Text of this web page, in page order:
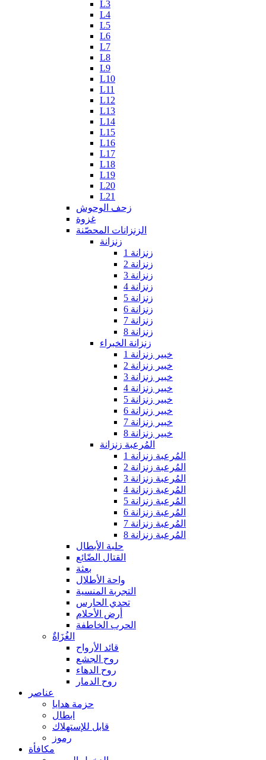
L3
L4
L5
L6
L7
L8
L9
L10
L11
L12
L13
L14
L15
L16
L17
L18
L19
L20
L21
زحف الوحوش
غزوة
الزنزانات المحصّنة
زنزانة
زنزانة 1
زنزانة 2
زنزانة 3
زنزانة 4
زنزانة 5
زنزانة 6
زنزانة 7
زنزانة 8
زنزانة الخبراء
خبير زنزانة 1
خبير زنزانة 2
خبير زنزانة 3
خبير زنزانة 4
خبير زنزانة 5
خبير زنزانة 6
خبير زنزانة 7
خبير زنزانة 8
المُرعبة زنزانة
المُرعبة زنزانة 1
المُرعبة زنزانة 2
المُرعبة زنزانة 3
المُرعبة زنزانة 4
المُرعبة زنزانة 5
المُرعبة زنزانة 6
المُرعبة زنزانة 7
المُرعبة زنزانة 8
حلبة الأبطال
القتال الضّائع
بعثة
واحة الأطلال
التجربة المنسية
تحدي الحارس
أرض الأحلام
الحرب الخاطفة
الغُزَاةٌ
قائد الأرواح
روح الجشع
روح الدهاء
روح الدمار
عناصر
حزمة هدايا
ابطال
قابل للإستهلاك
رموز
مكافأة